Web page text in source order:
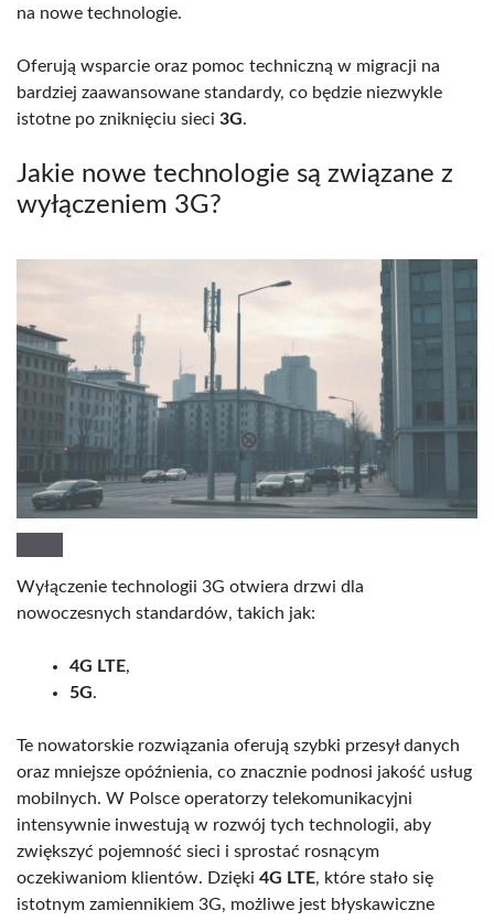
na nowe technologie.
Oferują wsparcie oraz pomoc techniczną w migracji na
bardziej zaawansowane standardy, co będzie niezwykle
istotne po zniknięciu sieci 3G.
Jakie nowe technologie są związane z
wyłączeniem 3G?
Wyłączenie technologii 3G otwiera drzwi dla
nowoczesnych standardów, takich jak:
4G LTE,
5G.
Te nowatorskie rozwiązania oferują szybki przesył danych
oraz mniejsze opóźnienia, co znacznie podnosi jakość usług
mobilnych. W Polsce operatorzy telekomunikacyjni
intensywnie inwestują w rozwój tych technologii, aby
zwiększyć pojemność sieci i sprostać rosnącym
oczekiwaniom klientów. Dzięki 4G LTE, które stało się
istotnym zamiennikiem 3G, możliwe jest błyskawiczne